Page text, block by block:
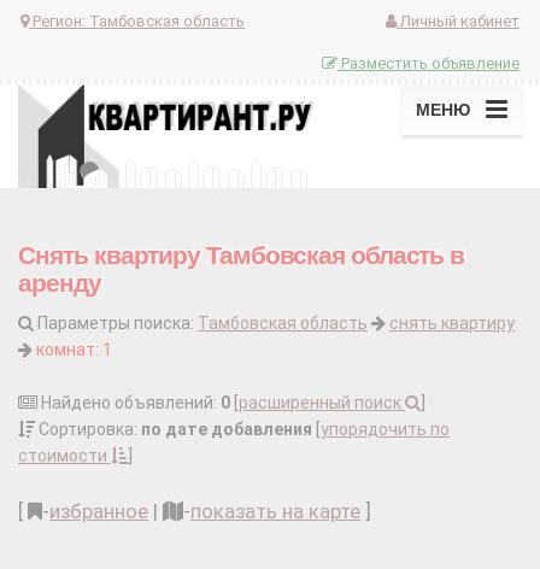
Регион: Тамбовская область Личный кабинет
Разместить объявление
МЕНЮ
Снять квартиру Тамбовская область в
аренду
Параметры поиска: Тамбовская область
снять квартиру
комнат: 1
Найдено объявлений: 0 расширенный поиск
Сортировка: по дате добавления упорядочить по
стоимости
-избранное | -показать на карте